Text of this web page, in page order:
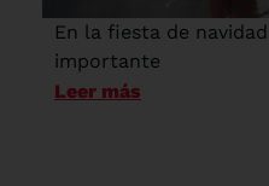
En la fiesta de
importante
Leer más